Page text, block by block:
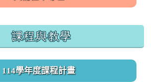
課程與教學
114學年度課程計畫